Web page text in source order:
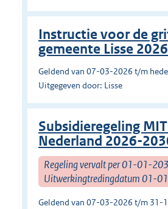
Instructie voor de
gemeente Lisse 2026
Geldend van 07-03-2026 t/m
Uitgegeven door: Lisse
Subsidieregeling
Nederland 2026-
Regeling vervalt per 01-01-
Uitwerkingtredingdatum 01-
Geldend van 07-03-2026 t/m 31-